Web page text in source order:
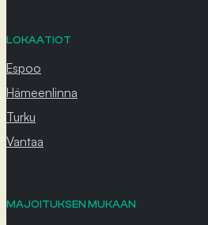
LOKAATIOT
Espoo
Hämeenlinna
Turku
Vantaa
MAJOITUKSEN MUKAAN